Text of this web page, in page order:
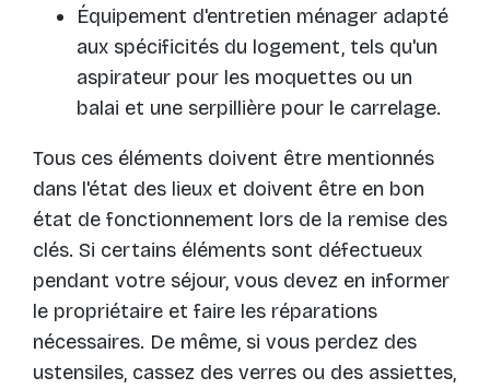
Équipement d'entretien ménager adapté
aux spécificités du logement, tels qu'un
aspirateur pour les moquettes ou un
balai et une serpillière pour le carrelage.
Tous ces éléments doivent être mentionnés
dans l'état des lieux et doivent être en bon
état de fonctionnement lors de la remise des
clés. Si certains éléments sont défectueux
pendant votre séjour, vous devez en informer
le propriétaire et faire les réparations
nécessaires. De même, si vous perdez des
ustensiles, cassez des verres ou des assiettes,